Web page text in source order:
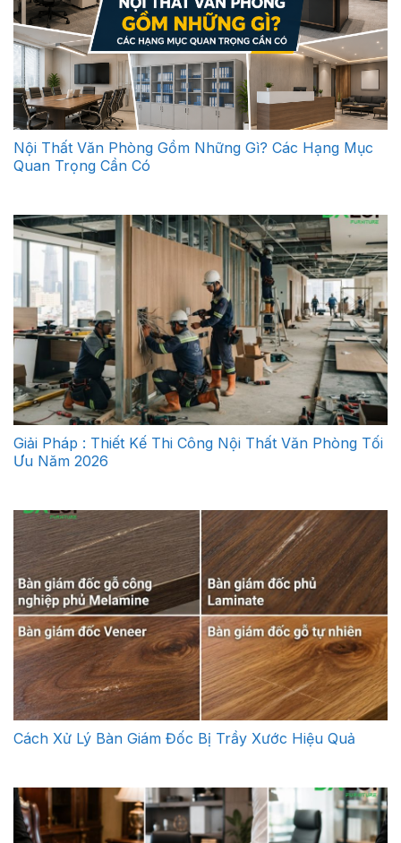
Nội Thất Văn Phòng Gồm Những Gì? Các Hạng Mục
Quan Trọng Cần Có
Giải Pháp : Thiết Kế Thi Công Nội Thất Văn Phòng Tối
Ưu Năm 2026
Cách Xử Lý Bàn Giám Đốc Bị Trầy Xước Hiệu Quả